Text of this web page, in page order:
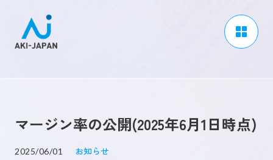
CSR / ダイバーシティ
採用情報
マージン率の公開(2025年6月1日時点)
2025/06/01 お知らせ